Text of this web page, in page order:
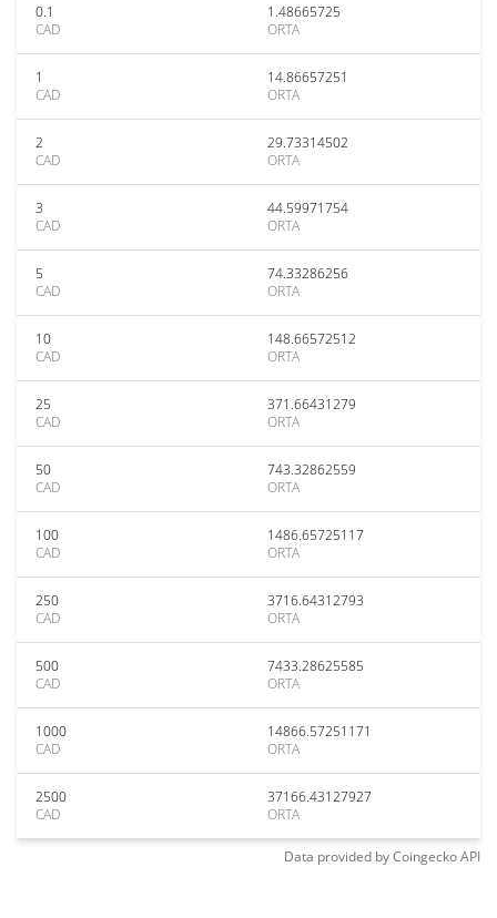
0.1
CAD
1.48665725
ORTA
1
CAD
14.86657251
ORTA
2
CAD
29.73314502
ORTA
3
CAD
44.59971754
ORTA
5
CAD
74.33286256
ORTA
10
CAD
148.66572512
ORTA
25
CAD
371.66431279
ORTA
50
CAD
743.32862559
ORTA
100
CAD
1486.65725117
ORTA
250
CAD
3716.64312793
ORTA
500
CAD
7433.28625585
ORTA
1000
CAD
14866.57251171
ORTA
2500
CAD
37166.43127927
ORTA
Data provided byCoingeckoAPI